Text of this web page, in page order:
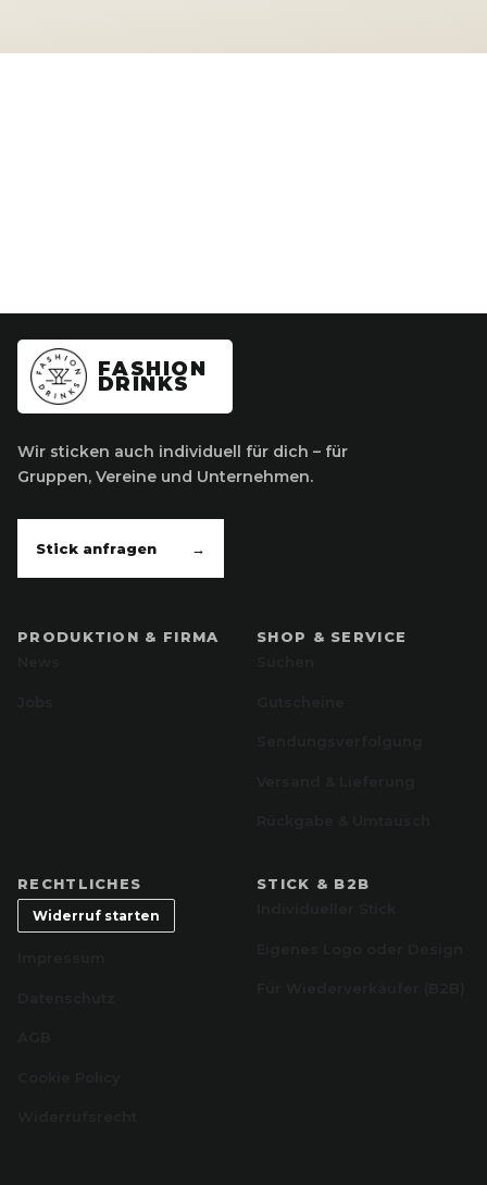
FASHION
DRINKS
Wir sticken auch individuell für dich – für
Gruppen, Vereine und Unternehmen.
Stick anfragen →
PRODUKTION & FIRMA
SHOP & SERVICE
RECHTLICHES
Widerruf starten
STICK & B2B